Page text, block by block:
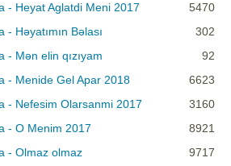
- Heyat Aglatdi Meni 2017
5470
Həyatımın Bəlası
302
Mən elin qızıyam
92
- Menide Gel Apar 2018
6623
- Nefesim Olarsanmi 2017
3160
- O Menim 2017
8921
- Olmaz olmaz
9717